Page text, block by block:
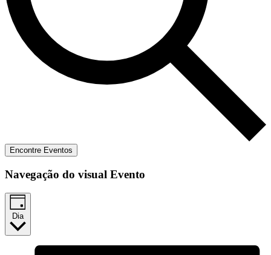
Encontre Eventos
Navegação do visual Evento
Dia